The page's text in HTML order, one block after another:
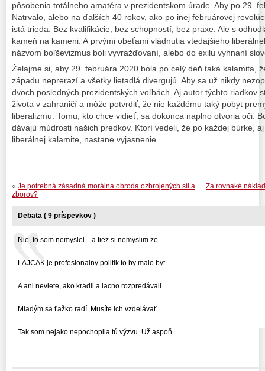
pôsobenia totálneho amatéra v prezidentskom úrade. Aby po 29.
Natrvalo, alebo na ďalších 40 rokov, ako po inej februárovej
istá trieda. Bez kvalifikácie, bez schopností, bez praxe. Ale s
kameň na kameni. A prvými obeťami vládnutia vtedajšieho
názvom boľševizmus boli vyvražďovaní, alebo do exilu vyhnaní
Želajme si, aby 29. februára 2020 bola po celý deň taká kalamita,
západu neprerazí a všetky lietadlá divergujú. Aby sa už nikdy
dvoch posledných prezidentských voľbách. Aj autor týchto riadkov
života v zahraničí a môže potvrdiť, že nie každému taký pobyt
liberalizmu. Tomu, kto chce vidieť, sa dokonca naplno otvoria oči.
dávajú múdrosti našich predkov. Ktorí vedeli, že po každej búrke,
liberálnej kalamite, nastane vyjasnenie.
Za rovnaké
« Je potrebná zásadná morálna obroda ozbrojených síl a
zborov?
Debata ( 9 príspevkov )
Nie, to som nemyslel ...a tiez si nemyslim ze ...
LAJCAK je profesionalny politik to by malo byt ...
A ani neviete, ako kradli a lacno rozpredávali ...
Mladým sa ťažko radí. Musíte ich vzdelávať... ...
Tak som nejako nepochopila tú výzvu. Už aspoň ...